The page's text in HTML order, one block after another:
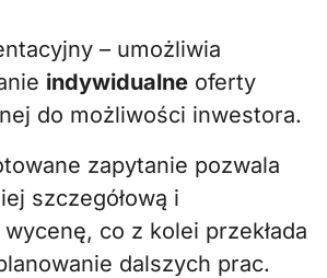
– umożliwia
indywidualne oferty
do możliwości inwestora.
zapytanie pozwala
szczegółową i
wycenę, co z kolei przekłada
dalszych prac.